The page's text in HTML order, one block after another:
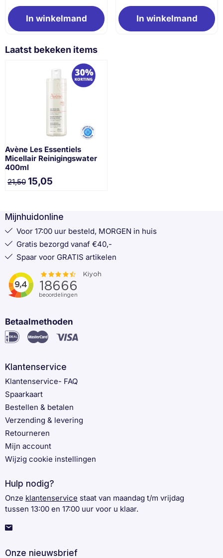
In winkelmand In winkelmand
Laatst bekeken items
Avène Les Essentiels
Micellair Reinigingswater
400ml
21,50 15,05
Mijnhuidonline
Voor 17:00 uur besteld, MORGEN in huis
Gratis bezorgd vanaf €40,-
Spaar voor GRATIS artikelen
Betaalmethoden
Klantenservice
Klantenservice- FAQ
Spaarkaart
Bestellen & betalen
Verzending & levering
Retourneren
Mijn account
Wijzig cookie instellingen
Hulp nodig?
Onze klantenservice staat van maandag t/m vrijdag
tussen 13:00 en 17:00 uur voor u klaar.
Onze nieuwsbrief